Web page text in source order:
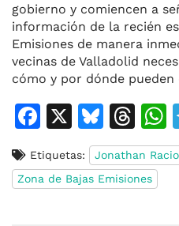
gobierno y comiencen a
información de la recién
Emisiones de manera
vecinas de Valladolid
cómo y por dónde
F
c
e
X
Bl
u
e
s
T
h
re
a
Etiquetas: Jonathan
Zona de Bajas Emisiones